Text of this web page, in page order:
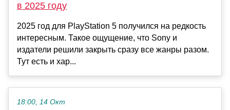
в 2025 году
2025 год для PlayStation 5 получился на редкость
интересным. Такое ощущение, что Sony и
издатели решили закрыть сразу все жанры разом.
Тут есть и хар...
18:00, 14 Окт